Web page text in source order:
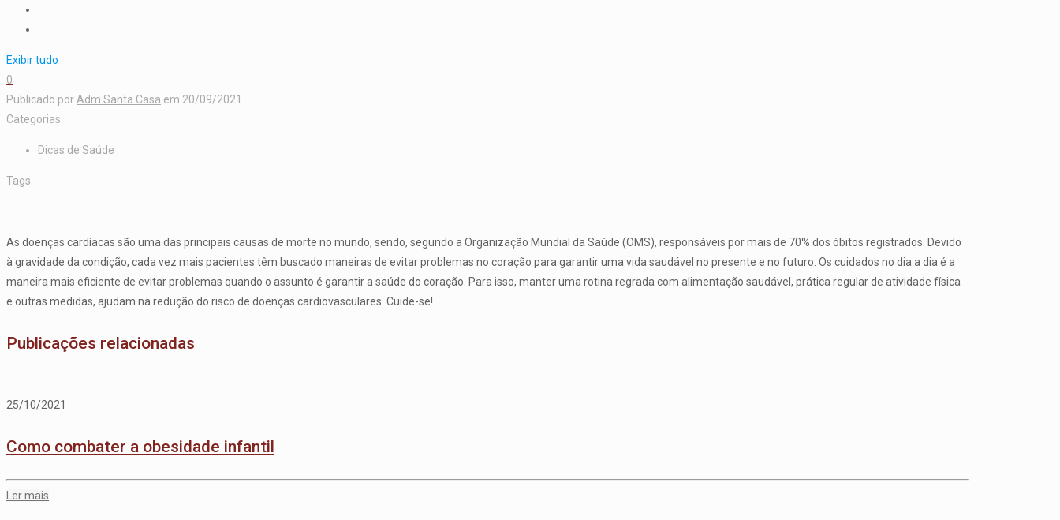
Exibir tudo
0
Publicado por Adm Santa Casa em 20/09/2021
Categorias
Dicas de Saúde
Tags
As doenças cardíacas são uma das principais causas de morte no mundo, sendo, segundo a Organização Mundial da Saúde (OMS), responsáveis por mais de 70% dos óbitos registrados. Devido
à gravidade da condição, cada vez mais pacientes têm buscado maneiras de evitar problemas no coração para garantir uma vida saudável no presente e no futuro. Os cuidados no dia a dia é a
maneira mais eficiente de evitar problemas quando o assunto é garantir a saúde do coração. Para isso, manter uma rotina regrada com alimentação saudável, prática regular de atividade física
e outras medidas, ajudam na redução do risco de doenças cardiovasculares. Cuide-se!
Publicações relacionadas
25/10/2021
Como combater a obesidade infantil
Ler mais